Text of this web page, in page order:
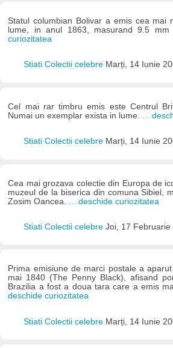
Statul columbian Bolivar a emis cea mai
lume, in anul 1863, masurand 9.5
curiozitatea
Stiati Colectii celebre Marți, 14 Iunie
Cel mai rar timbru emis este Centrul
Numai un exemplar exista in lume.
...
Stiati Colectii celebre Marți, 14 Iunie
Cea mai grozava colectie din Europa de
muzeul de la biserica din comuna Sibiel,
Zosim Oancea.
... deschide curiozitatea
Stiati Colectii celebre Joi, 17 Februarie
Prima emisiune de marci postale a
mai 1840 (The Penny Black), afisand
Brazilia a fost a doua tara care a emis
deschide curiozitatea
Stiati Colectii celebre Marți, 14 Iunie